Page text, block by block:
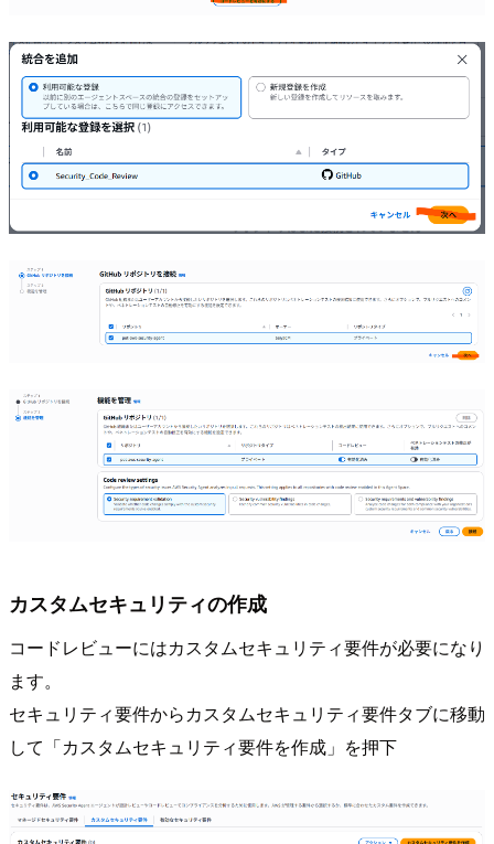
カスタムセキュリティの作成
コードレビューにはカスタムセキュリティ要件が必要になり
ます。
セキュリティ要件からカスタムセキュリティ要件タブに移動
して「カスタムセキュリティ要件を作成」を押下